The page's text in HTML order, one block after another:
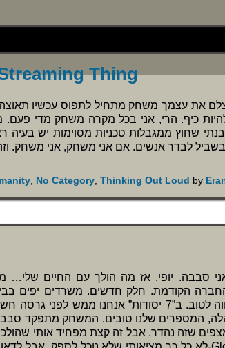
Thing
את עצמך משחק מתחיל לתפוס עכשיו תאוצה
כיף. הרי, אני בכל מקרה משחק מדי פעם.
שחוץ ממגבלות טכניות מסוימות יש בעיה
No Category ,Thinking Out Loud by
סבבה. יופי. אז מה הולך עם החיים שלי…
הקודמת. חלק חדשים. משרדים יפים בבית
אוהבת את המקום. אני מקווה לטוב. ב”7 יסודות”
המספרים שלנו טובים. המשחק מתפקד
שזה נהדר. אבל זה קצת מפחיד אותי